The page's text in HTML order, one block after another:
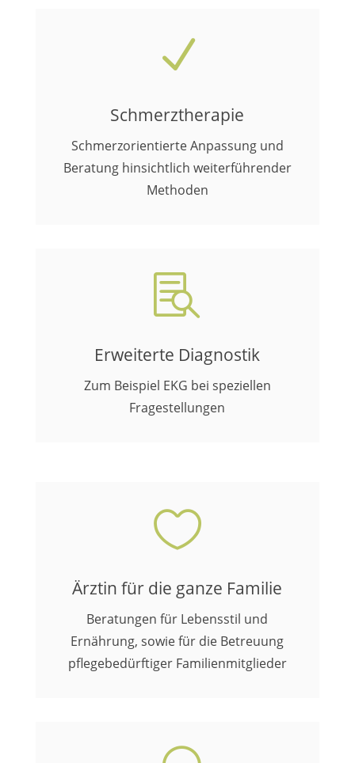
N
Schmerztherapie
Schmerzorientierte Anpassung und
Beratung hinsichtlich weiterführender
Methoden

Erweiterte Diagnostik
Zum Beispiel EKG bei speziellen
Fragestellungen

Ärztin für die ganze Familie
Beratungen für Lebensstil und
Ernährung, sowie für die Betreuung
pflegebedürftiger Familienmitglieder